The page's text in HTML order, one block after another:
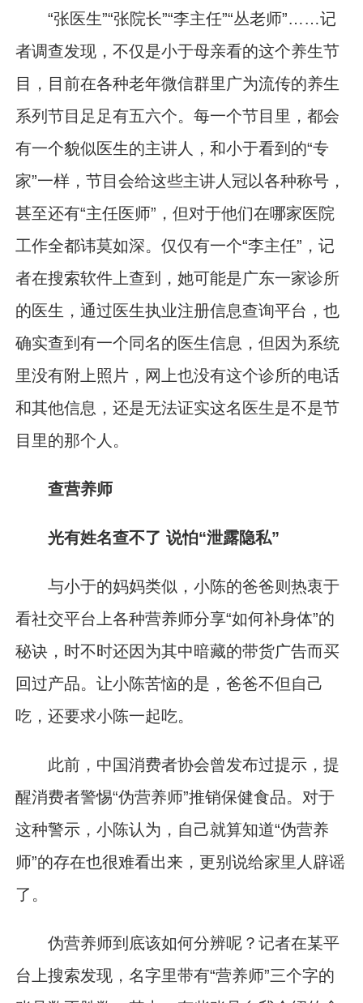
“张医生”“张院长”“李主任”“丛老师”……记
者调查发现，不仅是小于母亲看的这个养生节
目，目前在各种老年微信群里广为流传的养生
系列节目足足有五六个。每一个节目里，都会
有一个貌似医生的主讲人，和小于看到的“专
家”一样，节目会给这些主讲人冠以各种称号，
甚至还有“主任医师”，但对于他们在哪家医院
工作全都讳莫如深。仅仅有一个“李主任”，记
者在搜索软件上查到，她可能是广东一家诊所
的医生，通过医生执业注册信息查询平台，也
确实查到有一个同名的医生信息，但因为系统
里没有附上照片，网上也没有这个诊所的电话
和其他信息，还是无法证实这名医生是不是节
目里的那个人。
查营养师
光有姓名查不了 说怕“泄露隐私”
与小于的妈妈类似，小陈的爸爸则热衷于
看社交平台上各种营养师分享“如何补身体”的
秘诀，时不时还因为其中暗藏的带货广告而买
回过产品。让小陈苦恼的是，爸爸不但自己
吃，还要求小陈一起吃。
此前，中国消费者协会曾发布过提示，提
醒消费者警惕“伪营养师”推销保健食品。对于
这种警示，小陈认为，自己就算知道“伪营养
师”的存在也很难看出来，更别说给家里人辟谣
了。
伪营养师到底该如何分辨呢？记者在某平
台上搜索发现，名字里带有“营养师”三个字的